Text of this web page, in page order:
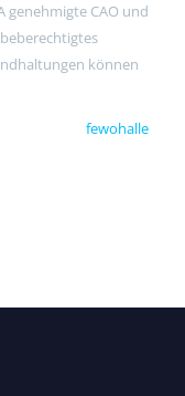
genehmigte CAO und
können
fewohalle